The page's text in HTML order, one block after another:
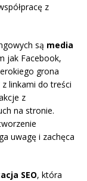
z
są media
jak Facebook,
grona
linkami do treści
z
na stronie.
uwagę i zachęca
SEO, która